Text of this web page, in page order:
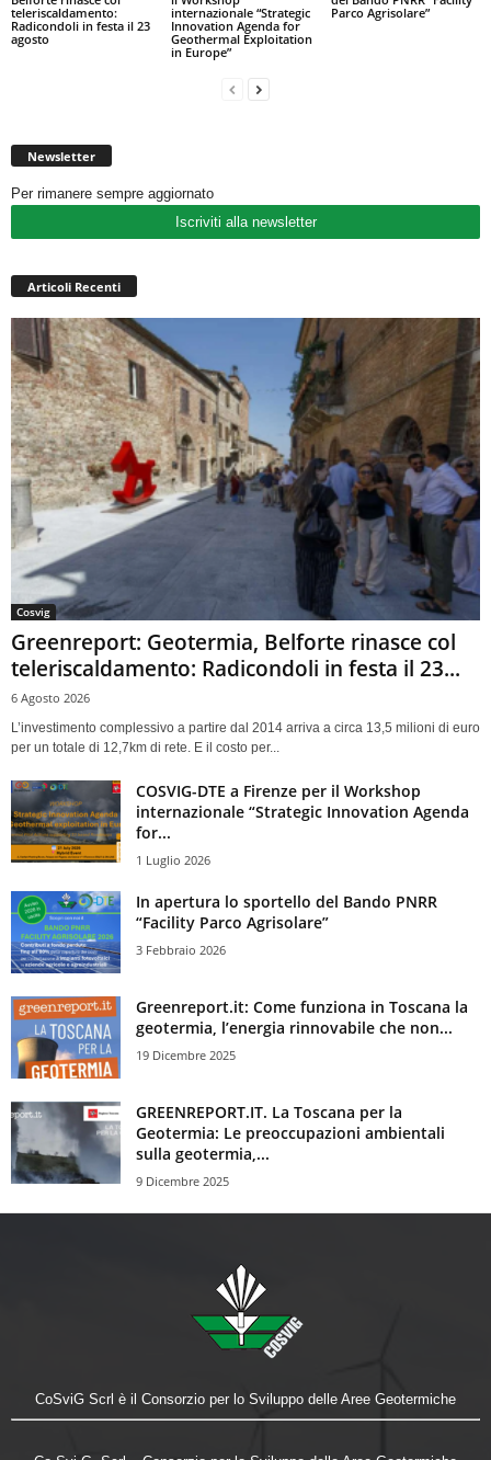
teleriscaldamento:
Radicondoli in festa il 23
agosto
internazionale “Strategic
Innovation Agenda for
Geothermal Exploitation
in Europe”
Parco Agrisolare”
Newsletter
Per rimanere sempre aggiornato
Iscriviti alla newsletter
Articoli Recenti
Cosvig
Greenreport: Geotermia, Belforte rinasce col
teleriscaldamento: Radicondoli in festa il 23...
6 Agosto 2026
L’investimento complessivo a partire dal 2014 arriva a circa 13,5 milioni di euro
per un totale di 12,7km di rete. E il costo per...
COSVIG-DTE a Firenze per il Workshop
internazionale “Strategic Innovation Agenda
for...
1 Luglio 2026
In apertura lo sportello del Bando PNRR
“Facility Parco Agrisolare”
3 Febbraio 2026
Greenreport.it: Come funziona in Toscana la
geotermia, l’energia rinnovabile che non...
19 Dicembre 2025
GREENREPORT.IT. La Toscana per la
Geotermia: Le preoccupazioni ambientali
sulla geotermia,...
9 Dicembre 2025
CoSviG Scrl è il Consorzio per lo Sviluppo delle Aree Geotermiche